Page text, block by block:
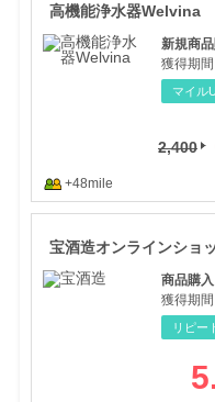
高機能浄水器Welvina
新規商
獲得期間
マイル
2,400
+48mile
宝酒造オンラインショ
商品購入
獲得期間
リピー